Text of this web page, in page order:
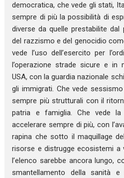
democratica, che vede gli stati,
sempre di più la possibilità di
diverse da quelle prestabilite
del razzismo e del genocidio
vede l’uso dell’esercito per
l’operazione strade sicure e in
USA, con la guardia nazionale
gli immigrati. Che vede
sempre più strutturali con il
patria e famiglia. Che vede la
accelerare sempre di più, con
rapina che sotto il maquillage
risorse e distrugge ecosistemi a
l’elenco sarebbe ancora lungo,
smantellamento della sanità